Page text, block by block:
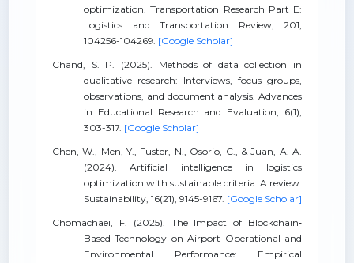
optimization. Transportation Research Part E:
Logistics and Transportation Review, 201,
104256-104269. [Google Scholar]
Chand, S. P. (2025). Methods of data collection in
qualitative research: Interviews, focus groups,
observations, and document analysis. Advances
in Educational Research and Evaluation, 6(1),
303-317. [Google Scholar]
Chen, W., Men, Y., Fuster, N., Osorio, C., & Juan, A. A.
(2024). Artificial intelligence in logistics
optimization with sustainable criteria: A review.
Sustainability, 16(21), 9145-9167. [Google Scholar]
Chomachaei, F. (2025). The Impact of Blockchain‐
Based Technology on Airport Operational and
Environmental Performance: Empirical